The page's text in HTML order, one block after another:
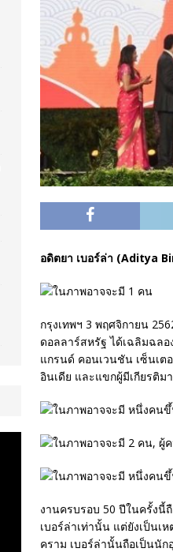
อดิตยา เบอร์ล่า (Aditya
กรุงเทพฯ 3 พฤศจิกายน
ดอลลาร์สหรัฐ ได้เฉลิมฉล
แกรนด์ คอนเวนชัน เซ็นเต
อินเดีย และแขกผู้มีเกียรติม
งานครบรอบ 50 ปีในครั้ง
เบอร์ล่าเท่านั้น แต่ยังเป็น
คราม เบอร์ล่านั้นถือเป็นนั